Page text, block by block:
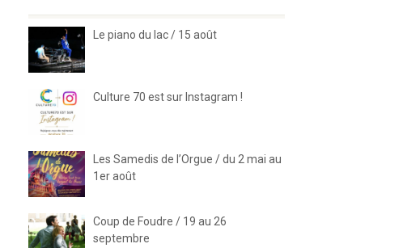
Le piano du lac / 15 août
Culture 70 est sur Instagram !
Les Samedis de l’Orgue / du 2 mai au
1er août
Coup de Foudre / 19 au 26
septembre